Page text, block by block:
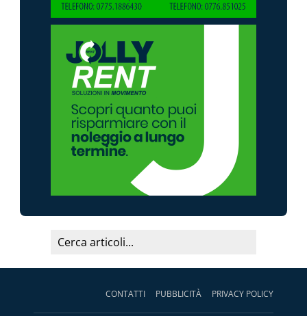
CONTATTI PUBBLICITÀ PRIVACY POLICY